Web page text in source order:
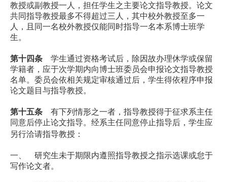
教授或副教授一人，担任学生之主要论文指导教授。论文
共同指导教授最多不得超过三人，其中校外教授至多一
人，且同一名校外教授仅能同时指导一名本系博士班学
生。
第十四条 学生通过资格考试后，除因故办理休学或保留
学籍者，应于次学期内向博士班委员会申报论文指导教授
名单。委员会依相关规定审核通过后，学生得依程序申报
论文题目与指导教授。
第十五条 有下列情形之一者，指导教授得于征求系主任
同意后停止论文指导。经系主任同意停止指导后，学生应
另行洽请指导教授：
一、 研究生未于期限内遵照指导教授之指示选课或怠于
写作论文者。